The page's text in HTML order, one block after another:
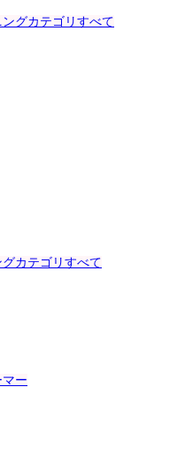
グカテゴリすべて
カテゴリすべて
ー